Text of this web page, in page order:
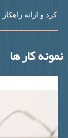
و ارائه راهکار
کار ها